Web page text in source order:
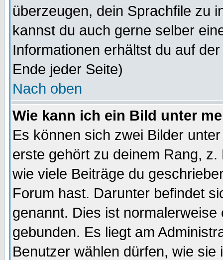
überzeugen, dein Sprachfile zu
kannst du auch gerne selber
Informationen erhältst du auf
Ende jeder Seite)
Nach oben
Wie kann ich ein Bild unter
Es können sich zwei Bilder
erste gehört zu deinem Rang,
wie viele Beiträge du
Forum hast. Darunter befindet
genannt. Dies ist
gebunden. Es liegt am
Benutzer wählen dürfen, wie